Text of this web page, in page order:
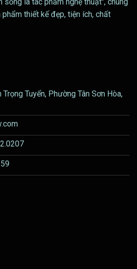
thiết kế đẹp, tiện ích, chất
Tuyển, Phường Tân Sơn Hòa,